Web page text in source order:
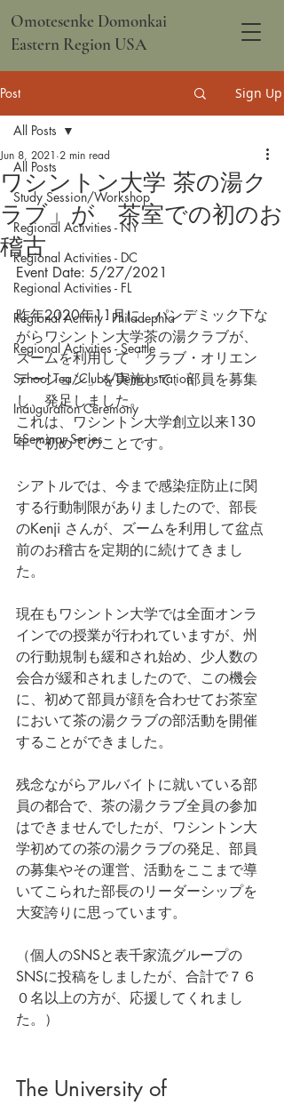
Omotesenke Domonkai
Eastern Region USA
Post Sign Up
All Posts
Study Session/Workshop
Regional Activities - NY
Regional Activities - DC
Regional Activities - FL
Regional Activity - Philadephia
Regional Activities - Seattle
School Tea/Clubs/Demonstration
Inauguration Ceremony
E-Seminar Series
All Posts
ワシントン大学 茶の湯ク
ラブ」が 茶室での初のお
稽古
Jun 8, 2021 2 min read
Event Date: 5/27/2021
昨年2020年11月に、パンデミック下な
がらワシントン大学茶の湯クラブが、
ズームを利用して「クラブ・オリエン
テーション」を実施して、部員を募集
し、発足しました。
これは、ワシントン大学創立以来130
年で初めてのことです。
シアトルでは、今まで感染症防止に関
する行動制限がありましたので、部長
のKenji さんが、ズームを利用して盆点
前のお稽古を定期的に続けてきまし
た。
現在もワシントン大学では全面オンラ
インでの授業が行われていますが、州
の行動規制も緩和され始め、少人数の
会合が緩和されましたので、この機会
に、初めて部員が顔を合わせてお茶室
において茶の湯クラブの部活動を開催
することができました。
残念ながらアルバイトに就いている部
員の都合で、茶の湯クラブ全員の参加
はできませんでしたが、ワシントン大
学初めての茶の湯クラブの発足、部員
の募集やその運営、活動をここまで導
いてこられた部長のリーダーシップを
大変誇りに思っています。
（個人のSNSと表千家流グループの
SNSに投稿をしましたが、合計で７６
０名以上の方が、応援してくれまし
た。）
The University of